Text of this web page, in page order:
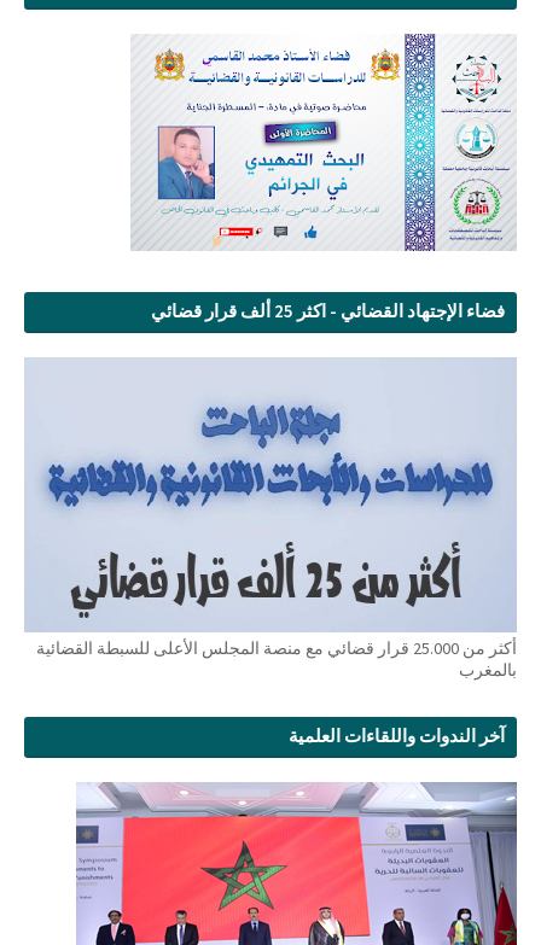
فضاء الإجتهاد القضائي - اكثر 25 ألف قرار قضائي
أكثر من 25.000 قرار قضائي مع منصة المجلس الأعلى للسبطة القضائية
بالمغرب
آخر الندوات واللقاءات العلمية